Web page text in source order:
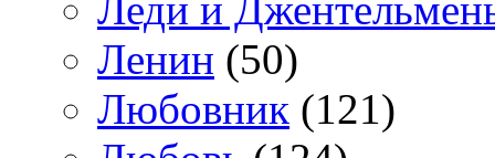
Ленин (50)
Любовник (121)